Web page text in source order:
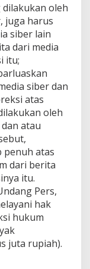
oleh
juga harus
siber lain
dari media
itu;
siber dan
atas
oleh
atau
penuh atas
dari berita
itu.
Pers,
hak
hukum
juta rupiah).